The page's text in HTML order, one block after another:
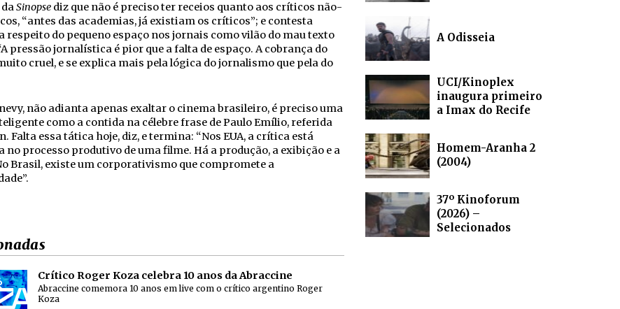
Sinopsediz que não é preciso ter receios quanto aos críticos não-
“antes das academias, já existiam os críticos”; e contesta
respeito do pequeno espaço nos jornais como vilão do mau texto
pressão jornalística é pior que a falta de espaço. A cobrança do
cruel, e se explica mais pela lógica do jornalismo que pela do
não adianta apenas exaltar o cinema brasileiro, é preciso uma
como a contida na célebre frase de Paulo Emílio, referida
Falta essa tática hoje, diz, e termina: “Nos EUA, a crítica está
no processo produtivo de uma filme. Há a produção, a exibição e a
Brasil, existe um corporativismo que compromete a
Crítico Roger Koza celebra 10 anos da Abraccine
Abraccine comemora 10 anos em live com o crítico argentino Roger
Koza
A Odisseia
UCI/Kinoplex
inaugura primeiro
a Imax do Recife
Homem-Aranha 2
(2004)
37º Kinoforum
(2026) –
Selecionados